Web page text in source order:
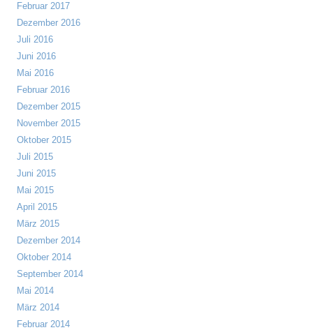
Februar 2017
Dezember 2016
Juli 2016
Juni 2016
Mai 2016
Februar 2016
Dezember 2015
November 2015
Oktober 2015
Juli 2015
Juni 2015
Mai 2015
April 2015
März 2015
Dezember 2014
Oktober 2014
September 2014
Mai 2014
März 2014
Februar 2014